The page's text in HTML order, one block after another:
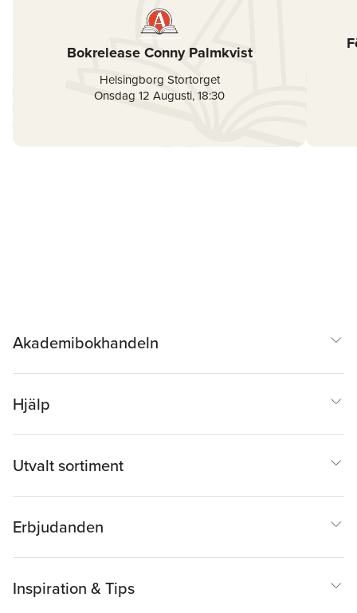
Bokrelease Conny Palmkvist
Helsingborg Stortorget
Onsdag 12 Augusti,18:30
Akademibokhandeln
Hjälp
Utvalt sortiment
Erbjudanden
Inspiration & Tips